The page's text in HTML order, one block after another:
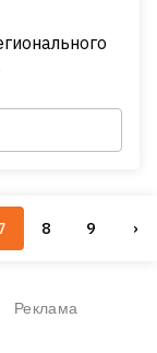
8 9 ›
Реклама